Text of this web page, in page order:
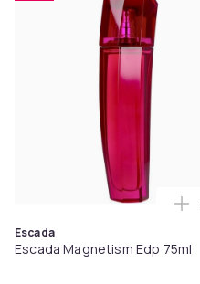
Escada
Escada Magnetism Edp 75ml